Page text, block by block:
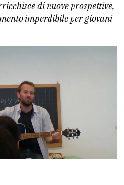
di nuove prospettive,
imperdibile per giovani